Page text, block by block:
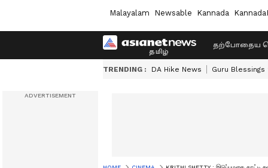
Malayalam Newsable Kannada
தற்போதைய
TRENDING : DA Hike News Guru Blessings